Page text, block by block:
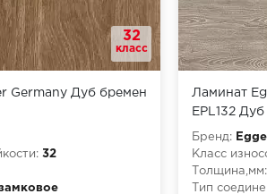
32
класс
Germany Дуб бремен
32
Ламинат
EPL132
Бренд:
Класс
Толщина,мм:
Тип